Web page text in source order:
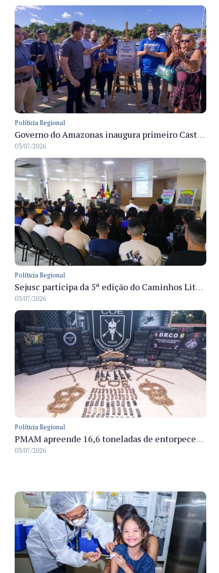
Políticia Regional
Governo do Amazonas inaugura primeiro Castramóvel Fluvial para atendimento veterinário às comunidades ribeirinhas e castração gratuita
03/07/2026
Políticia Regional
Sejusc participa da 5ª edição do Caminhos Literários com foco na cultura hip-hop nas unidades socioeducativas
03/07/2026
Políticia Regional
PMAM apreende 16,6 toneladas de entorpecentes e registra aumento nas prisões em flagrante e nas capturas de foragidos no primeiro semestre de 2026
03/07/2026